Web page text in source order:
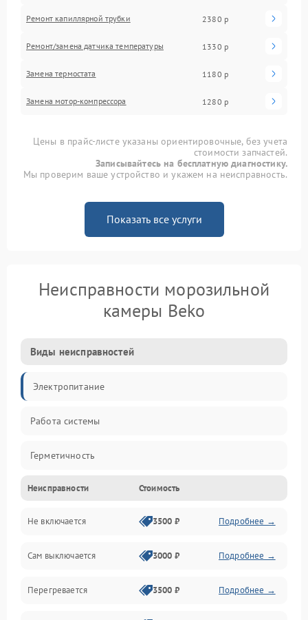
Ремонт капиллярной трубки 2380 р
Ремонт/замена датчика температуры 1330 р
Замена термостата 1180 р
Замена мотор-компрессора 1280 р
Цены в прайс-листе указаны ориентировочные, без учета
стоимости запчастей.
Записывайтесь на бесплатную диагностику.
Мы проверим ваше устройство и укажем на неисправность.
Показать все услуги
Неисправности морозильной
камеры Beko
Виды неисправностей
Электропитание
Работа системы
Герметичность
Механика
Неисправности Стоимость
Не включается 3500 ₽ Подробнее →
Сам выключается 3000 ₽ Подробнее →
Перегревается 3500 ₽ Подробнее →